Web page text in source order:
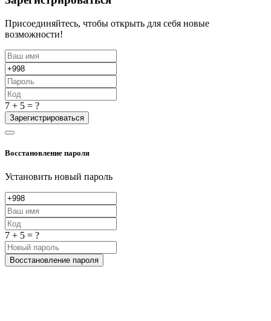
Присоединяйтесь, чтобы открыть для себя новые
возможности!
7 + 5 = ?
Зарегистрироваться
Восстановление пароля
Установить новый пароль
7 + 5 = ?
Восстановление пароля